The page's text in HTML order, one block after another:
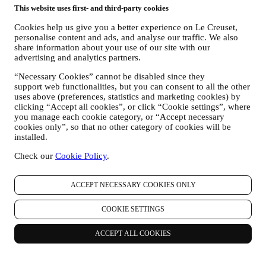
This website uses first- and third-party cookies
Cookies help us give you a better experience on Le Creuset,
personalise content and ads, and analyse our traffic. We also
share information about your use of our site with our
advertising and analytics partners.
“Necessary Cookies” cannot be disabled since they
support web functionalities, but you can consent to all the other
uses above (preferences, statistics and marketing cookies) by
clicking “Accept all cookies”, or click “Cookie settings”, where
you manage each cookie category, or “Accept necessary
cookies only”, so that no other category of cookies will be
installed.
Check our Cookie Policy.
ACCEPT NECESSARY COOKIES ONLY
COOKIE SETTINGS
ACCEPT ALL COOKIES
web o proporciona información de identificación personal, están
en el párrafo 8) a continuación.
2. ¿QUIEN RECOPILA SU INFORMACION?
El responsable del tratamiento de datos de los servicios de comercio
electrónico ofrecidos a través del Sitio Web es Le Creuset SL con
domicilio social en Paseo de Gracia 9, 2º - 08007 – Barcelona.
Si consientes recibir comunicaciones de marketing de nuestra parte,
pasarás a formar parte de la base de datos de consumidores del
grupo Le Creuset, que es gestionada, como corresponsables del
tratamiento, por Le Creuset SL y Le Creuset Group AG, con
domicilio social en Neuhofstrasse 4, Baar, Zugo, 6340 Suiza (que ha
designado como representante en la UE a Le Creuset SL, con
08007 Barcelona, España), en base a un acuerdo de
(a) Le Creuset Group AG se encarga de la estrategia general que
rige el marketing y la experiencia personalizada del cliente;
(b) las entidades locales de Le Creuset se benefician e implementan
dicha estrategia, así como desarrollan de manera independiente
comunicaciones/iniciativas de marketing a nivel local (dentro de un
(c) ambos corresponsables están obligados a atender las solicitudes